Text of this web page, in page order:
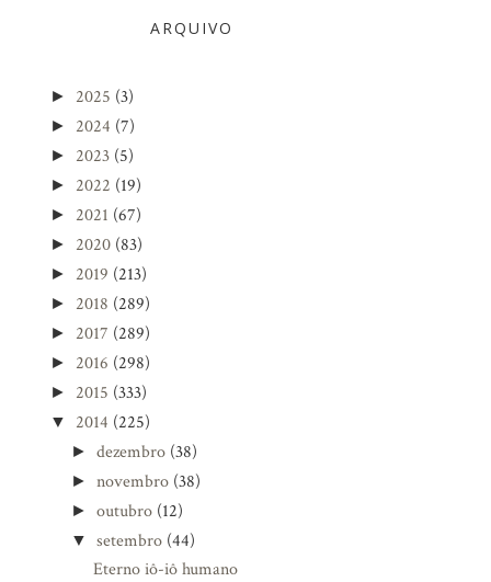
ARQUIVO
► 2025 (3)
► 2024 (7)
► 2023 (5)
► 2022 (19)
► 2021 (67)
► 2020 (83)
► 2019 (213)
► 2018 (289)
► 2017 (289)
► 2016 (298)
► 2015 (333)
▼ 2014 (225)
►dezembro (38)
►novembro (38)
►outubro (12)
▼setembro (44)
Eterno iô-iô humano